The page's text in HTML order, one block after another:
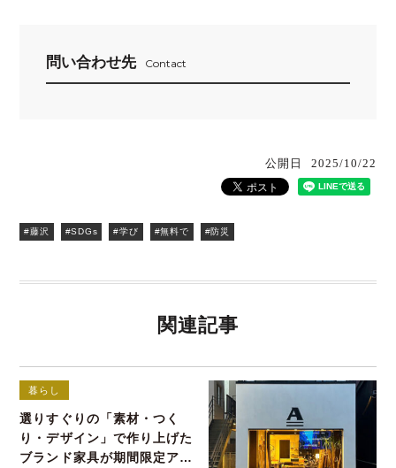
問い合わせ先 Contact
公開日 2025/10/22
#藤沢 #SDGs #学び #無料で #防災
関連記事
暮らし
選りすぐりの「素材・つく
り・デザイン」で作り上げた
ブランド家具が期間限定アウ